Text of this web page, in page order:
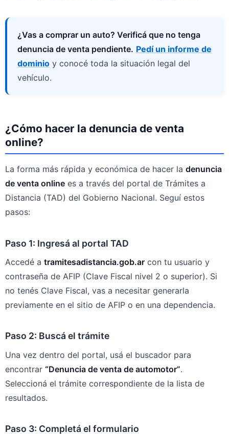
¿Vas a comprar un auto? Verificá que no tenga
denuncia de venta pendiente. Pedí un informe de
dominio y conocé toda la situación legal del
vehículo.
¿Cómo hacer la denuncia de venta
online?
La forma más rápida y económica de hacer la denuncia
de venta online es a través del portal de Trámites a
Distancia (TAD) del Gobierno Nacional. Seguí estos
pasos:
Paso 1: Ingresá al portal TAD
Accedé a tramitesadistancia.gob.ar con tu usuario y
contraseña de AFIP (Clave Fiscal nivel 2 o superior). Si
no tenés Clave Fiscal, vas a necesitar generarla
previamente en el sitio de AFIP o en una dependencia.
Paso 2: Buscá el trámite
Una vez dentro del portal, usá el buscador para
encontrar “Denuncia de venta de automotor”.
Seleccioná el trámite correspondiente de la lista de
resultados.
Paso 3: Completá el formulario